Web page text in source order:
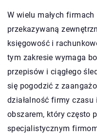
W wielu małych
przekazywaną
księgowość i
tym zakresie wymaga
przepisów i ciągłego
się pogodzić z
działalność firmy czasu
obszarem, który często
specjalistycznym